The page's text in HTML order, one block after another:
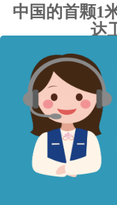
中国的首颗1
达
高分三号卫星是中
星。 GF-3是中国高
供高分辨率观测和
水利和气象等行业监
气象、民政、水利
时间2016年8月9日(